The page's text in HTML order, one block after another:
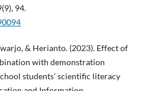
94.
& Herianto. (2023). Effect of
with demonstration
students’ scientific literacy